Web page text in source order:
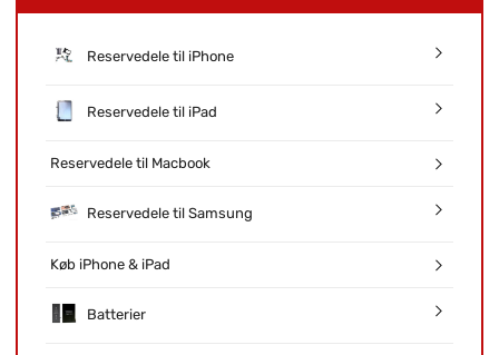
Reservedele til iPhone
Reservedele til iPad
Reservedele til Macbook
Reservedele til Samsung
Køb iPhone & iPad
Batterier